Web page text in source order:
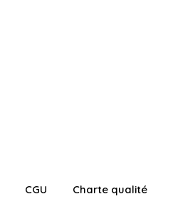
CGU Charte qualité